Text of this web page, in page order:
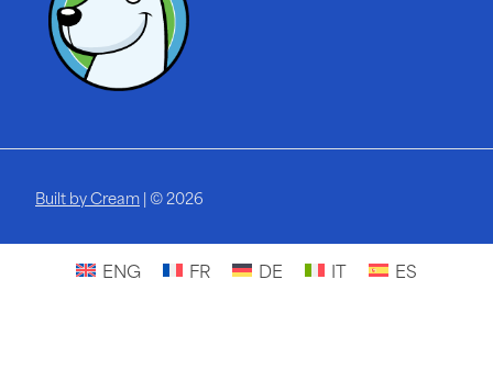
Built by Cream| © 2026
ENG FR DE IT ES